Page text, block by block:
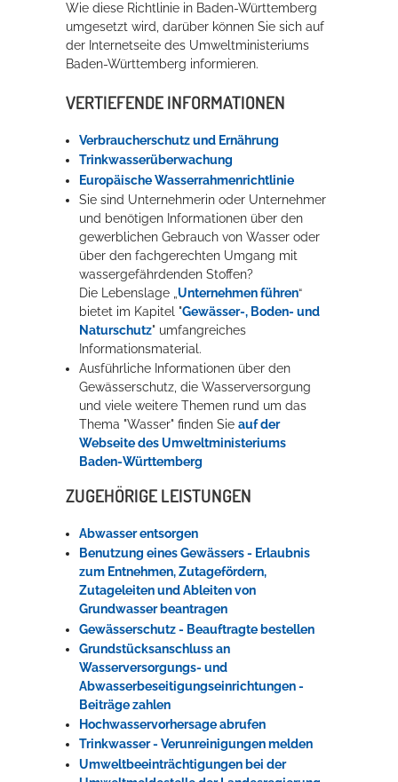
Wie diese Richtlinie in Baden-Württemberg
umgesetzt wird, darüber können Sie sich auf
der Internetseite des Umweltministeriums
Baden-Württemberg informieren.
VERTIEFENDE INFORMATIONEN
Verbraucherschutz und Ernährung
Trinkwasserüberwachung
Europäische Wasserrahmenrichtlinie
Sie sind Unternehmerin oder Unternehmer
und benötigen Informationen über den
gewerblichen Gebrauch von Wasser oder
über den fachgerechten Umgang mit
wassergefährdenden Stoffen?
Die Lebenslage „Unternehmen führen“
bietet im Kapitel "Gewässer-, Boden- und
Naturschutz" umfangreiches
Informationsmaterial.
Ausführliche Informationen über den
Gewässerschutz, die Wasserversorgung
und viele weitere Themen rund um das
Thema "Wasser" finden Sieauf der
Webseite des Umweltministeriums
Baden-Württemberg
ZUGEHÖRIGE LEISTUNGEN
Abwasser entsorgen
Benutzung eines Gewässers - Erlaubnis
zum Entnehmen, Zutagefördern,
Zutageleiten und Ableiten von
Grundwasser beantragen
Gewässerschutz - Beauftragte bestellen
Grundstücksanschluss an
Wasserversorgungs- und
Abwasserbeseitigungseinrichtungen -
Beiträge zahlen
Hochwasservorhersage abrufen
Trinkwasser - Verunreinigungen melden
Umweltbeeinträchtigungen bei der